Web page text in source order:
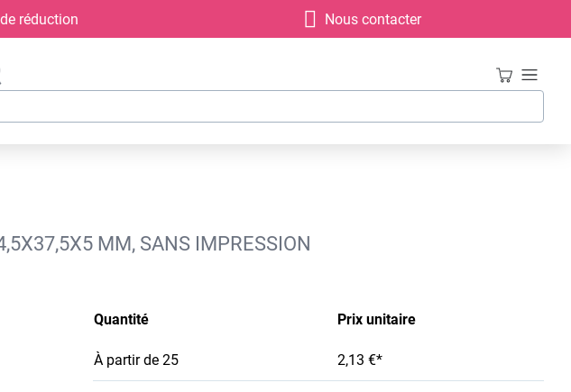
réduction Nous contacter
MM, SANS IMPRESSION
Quantité Prix unitaire
À partir de 25 2,13 €*